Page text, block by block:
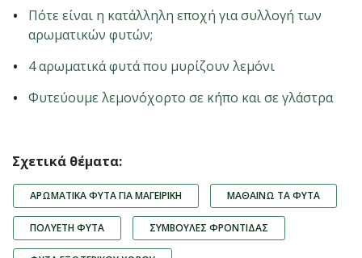
Πότε είναι η κατάλληλη εποχή για συλλογή των
αρωματικών φυτών;
4 αρωματικά φυτά που μυρίζουν λεμόνι
Φυτεύουμε λεμονόχορτο σε κήπο και σε γλάστρα
Σχετικά θέματα:
ΑΡΩΜΑΤΙΚΆ ΦΥΤΆ ΓΙΑ ΜΑΓΕΙΡΙΚΉ ΜΑΘΑΊΝΩ ΤΑ ΦΥΤΆ
ΠΟΛΥΕΤΉ ΦΥΤΆ ΣΥΜΒΟΥΛΈΣ ΦΡΟΝΤΊΔΑΣ